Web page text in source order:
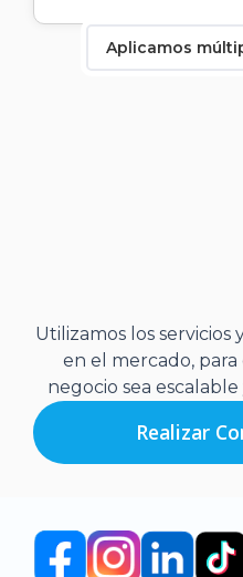
Aplicamos
Utilizamos los servicios
en el mercado,
negocio sea
Realizar